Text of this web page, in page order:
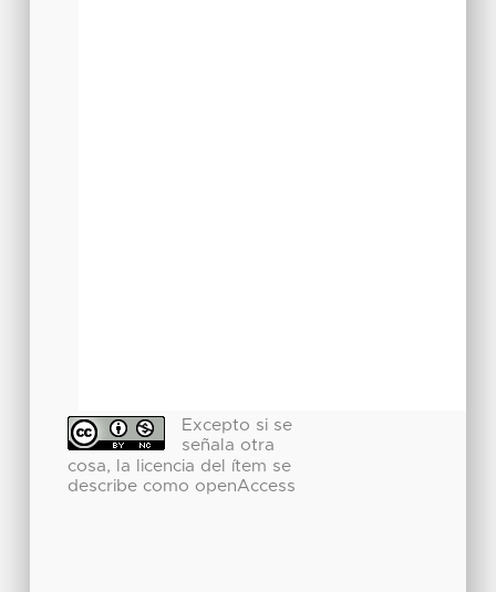
Excepto si se
señala otra
cosa, la licencia del ítem se
describe como openAccess